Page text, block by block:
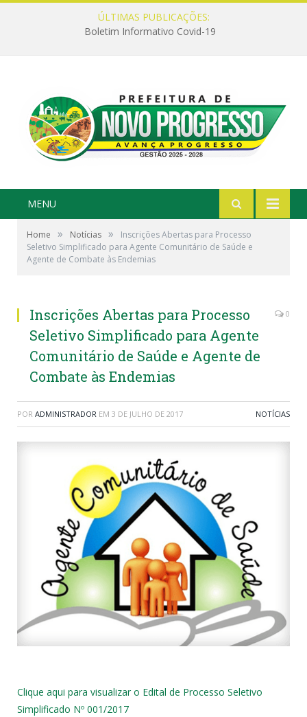
ÚLTIMAS PUBLICAÇÕES:
Boletim Informativo Covid-19
MENU
Home » Notícias »
Inscrições Abertas para Processo
Seletivo Simplificado para Agente Comunitário de Saúde e
Agente de Combate às Endemias
Inscrições Abertas para Processo
Seletivo Simplificado para Agente
Comunitário de Saúde e Agente de
Combate às Endemias
0
POR ADMINISTRADOR EM 3 DE JULHO DE 2017 NOTÍCIAS
Clique aqui para visualizar o Edital de Processo Seletivo
Simplificado Nº 001/2017